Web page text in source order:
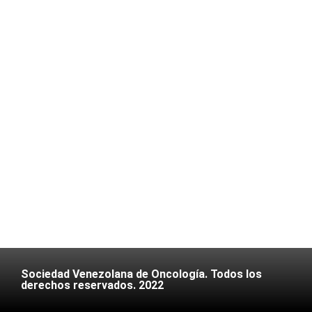
Sociedad Venezolana de Oncología. Todos los
derechos reservados. 2022